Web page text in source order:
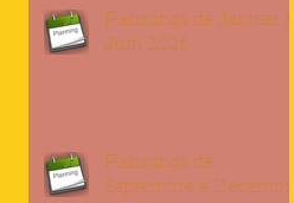
Plannings de Janvier à
Juin 2026
Plannings de
Septembre à Décembre